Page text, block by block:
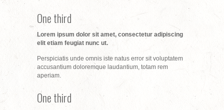
One third
Lorem ipsum dolor sit amet, consectetur adipiscing
elit etiam feugiat nunc ut.
Perspiciatis unde omnis iste natus error sit voluptatem
accusantium doloremque laudantium, totam rem
aperiam.
One third